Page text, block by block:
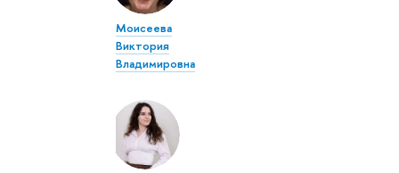
Моисеева
Виктория
Владимировна